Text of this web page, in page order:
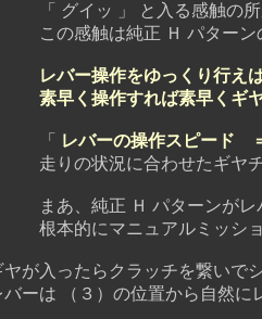
ッ 」 と入る感触の所が、
触は純正 Ｈ パターンのギ
レバー操作をゆっくり行え
素早く操作すれば素早くギ
レバーの操作スピード
状況に合わせたギヤチェ
正 Ｈ パターンがレバー
にマニュアルミッション
ったらクラッチを繋いでシ
（３）の位置から自然にレ